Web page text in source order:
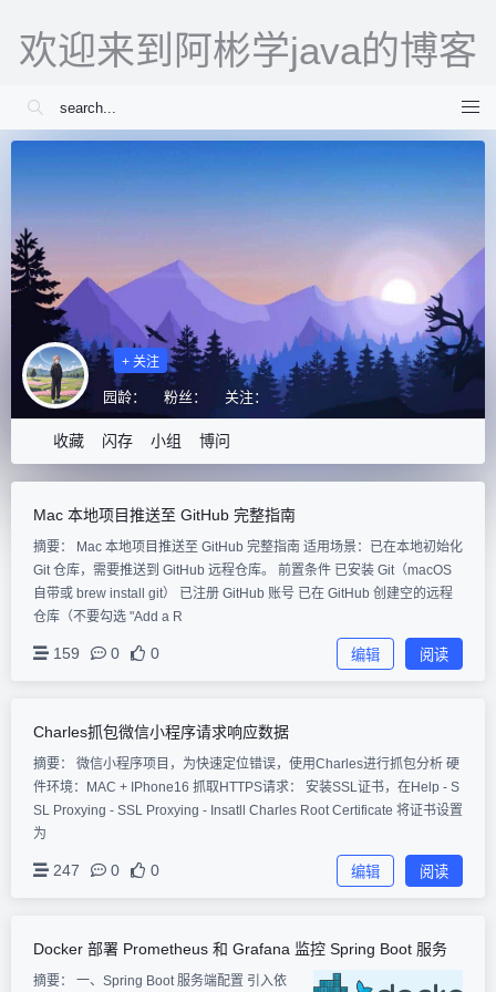
欢迎来到阿彬学java的博客
收藏 闪存 小组 博问
+ 关注
园龄： 粉丝： 关注：
Mac 本地项目推送至 GitHub 完整指南
摘要： Mac 本地项目推送至 GitHub 完整指南 适用场景：已在本地初始化
Git 仓库，需要推送到 GitHub 远程仓库。 前置条件 已安装 Git（macOS
自带或 brew install git） 已注册 GitHub 账号 已在 GitHub 创建空的远程
仓库（不要勾选 "Add a R
159 0 0 编辑 阅读
Charles抓包微信小程序请求响应数据
摘要： ​ 微信小程序项目，为快速定位错误，使用Charles进行抓包分析 硬
件环境：MAC + IPhone16 抓取HTTPS请求： 安装SSL证书，在Help - S
SL Proxying - SSL Proxying - Insatll Charles Root Certificate 将证书设置
为
247 0 0 编辑 阅读
Docker 部署 Prometheus 和 Grafana 监控 Spring Boot 服务
摘要： 一、Spring Boot 服务端配置 引入依